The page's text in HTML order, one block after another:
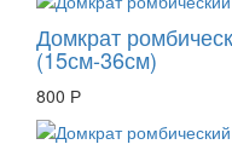
Домкрат
(15см-36см)
800 Р